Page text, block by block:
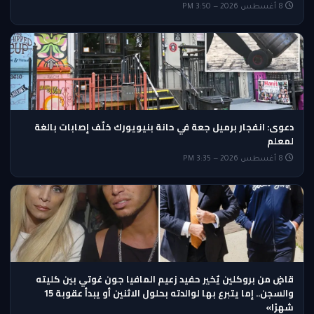
دعوى: انفجار برميل جعة في حانة بنيويورك خلّف إصابات بالغة
لمعلم
قاضٍ من بروكلين يٌخير حفيد زعيم المافيا جون غوتي بين كليته
والسجن.. إما يتبرع بها لوالدته بحلول الاثنين أو يبدأ عقوبة 15
شهرًا»